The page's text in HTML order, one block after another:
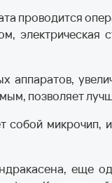
проводится
электрическая
аппаратов,
позволяет
собой
еще